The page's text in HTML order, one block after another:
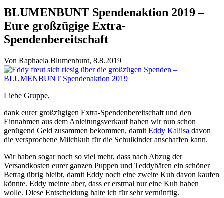
BLUMENBUNT Spendenaktion 2019 –
Eure großzügige Extra-
Spendenbereitschaft
Von Raphaela Blumenbunt, 8.8.2019
Liebe Gruppe,
dank eurer großzügigen Extra-Spendenbereitschaft und den
Einnahmen aus dem Anleitungsverkauf haben wir nun schon
genügend Geld zusammen bekommen, damit Eddy Kaliisa davon
die versprochene Milchkuh für die Schulkinder anschaffen kann.
Wir haben sogar noch so viel mehr, dass nach Abzug der
Versandkosten eurer ganzen Puppen und Teddybären ein schöner
Betrag übrig bleibt, damit Eddy noch eine zweite Kuh davon kaufen
könnte. Eddy meinte aber, dass er erstmal nur eine Kuh haben
wolle. Diese Entscheidung halte ich für sehr vernünftig.